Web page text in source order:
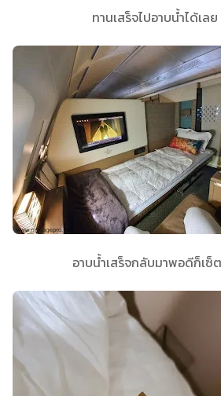
ทานเสร็จไปอาบน้ำได้เล
อาบน้ำเสร็จกลับมาพอดีก็เซ็